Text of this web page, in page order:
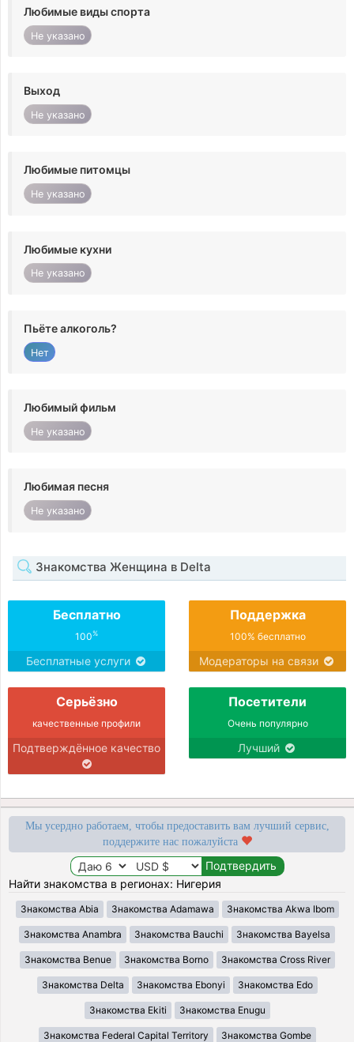
Любимые виды спорта
Не указано
Выход
Не указано
Любимые питомцы
Не указано
Любимые кухни
Не указано
Пьёте алкоголь?
Нет
Любимый фильм
Не указано
Любимая песня
Не указано
Знакомства Женщина в Delta
Бесплатно
100%
Бесплатные услуги
Поддержка
100% бесплатно
Модераторы на связи
Серьёзно
качественные профили
Подтверждённое качество
Посетители
Очень популярно
Лучший
Мы усердно работаем, чтобы предоставить вам лучший сервис,
поддержите нас пожалуйста
Найти знакомства в регионах: Нигерия
Знакомства Abia Знакомства Adamawa Знакомства Akwa Ibom
Знакомства Anambra Знакомства Bauchi Знакомства Bayelsa
Знакомства Benue Знакомства Borno Знакомства Cross River
Знакомства Delta Знакомства Ebonyi Знакомства Edo
Знакомства Ekiti Знакомства Enugu
Знакомства Federal Capital Territory Знакомства Gombe